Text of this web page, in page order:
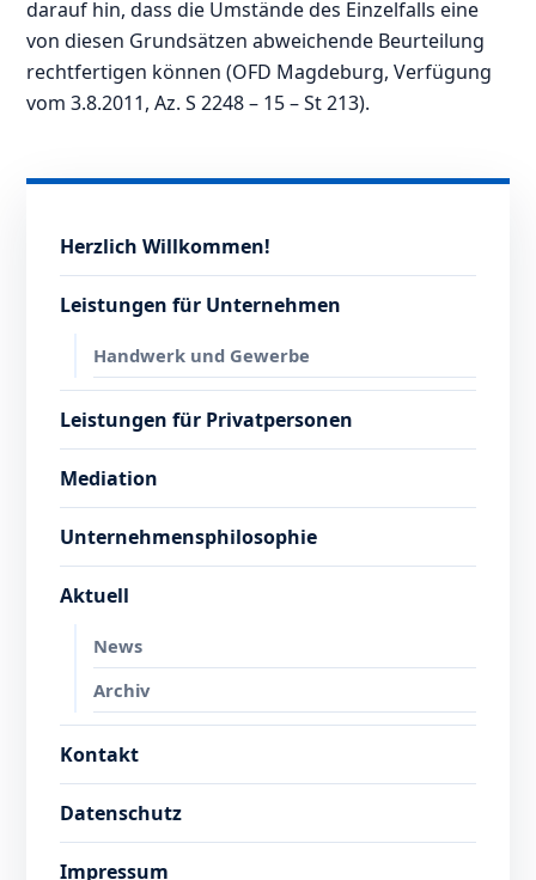
darauf hin, dass die Umstände des Einzelfalls eine
von diesen Grundsätzen abweichende Beurteilung
rechtfertigen können (OFD Magdeburg, Verfügung
vom 3.8.2011, Az. S 2248 – 15 – St 213).
Herzlich Willkommen!
Leistungen für Unternehmen
Handwerk und Gewerbe
Leistungen für Privatpersonen
Mediation
Unternehmensphilosophie
Aktuell
News
Archiv
Kontakt
Datenschutz
Impressum